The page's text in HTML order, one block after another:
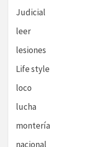
Judicial
leer
lesiones
Life style
loco
lucha
montería
nacional